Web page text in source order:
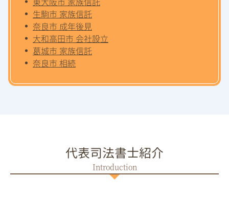
生駒市 家族信託
奈良市 成年後見
大和高田市 会社設立
葛城市 家族信託
奈良市 相続
代表司法書士紹介